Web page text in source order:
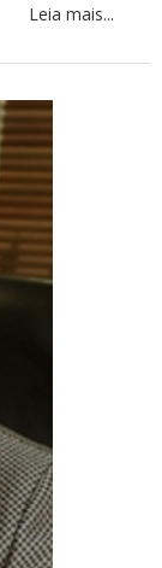
Leia mais...